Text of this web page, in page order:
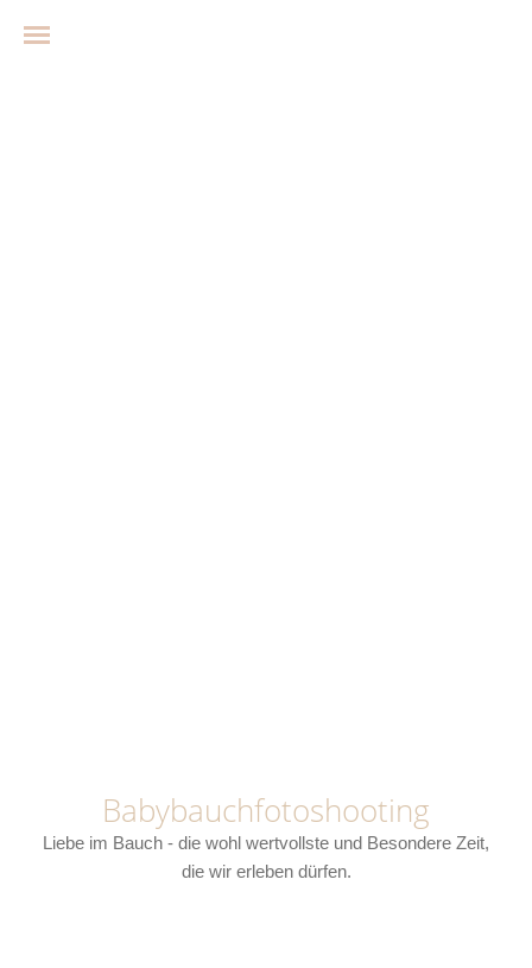
Kommunion/Konfirmation
Babybauchfotoshooting
Liebe im Bauch - die wohl wertvollste und Besondere Zeit,
die wir erleben dürfen.